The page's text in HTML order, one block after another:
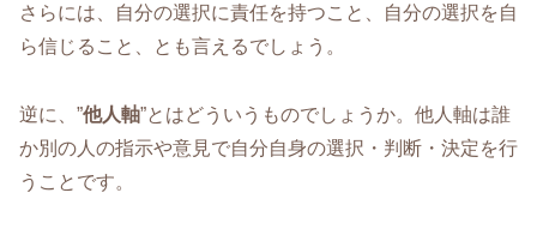
さらには、自分の選択に責任を持つこと、自分の選択を自
ら信じること、とも言えるでしょう。
逆に、”他人軸”とはどういうものでしょうか。他人軸は誰
か別の人の指示や意見で自分自身の選択・判断・決定を行
うことです。